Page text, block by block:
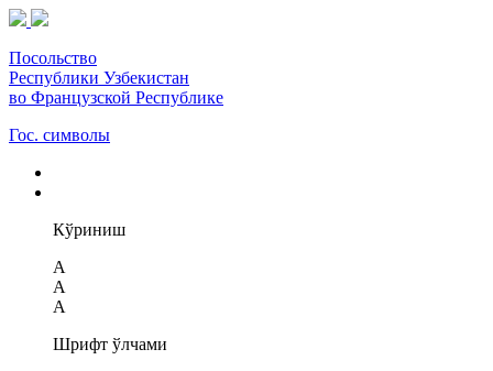
Посольство
Республики Узбекистан
во Французской Республике
Гос. символы
Кўриниш
A
A
A
Шрифт ўлчами